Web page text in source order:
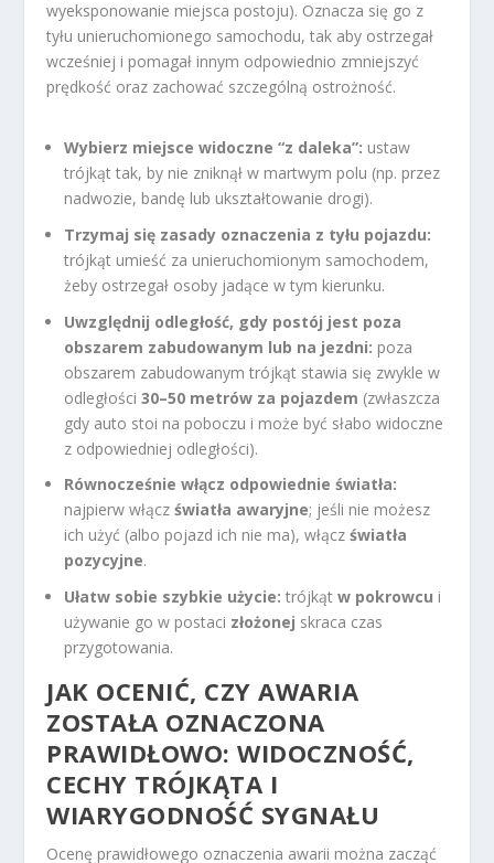
wyeksponowanie miejsca postoju). Oznacza się go z
tyłu unieruchomionego samochodu, tak aby ostrzegał
wcześniej i pomagał innym odpowiednio zmniejszyć
prędkość oraz zachować szczególną ostrożność.
Wybierz miejsce widoczne “z daleka”: ustaw
trójkąt tak, by nie zniknął w martwym polu (np. przez
nadwozie, bandę lub ukształtowanie drogi).
Trzymaj się zasady oznaczenia z tyłu pojazdu:
trójkąt umieść za unieruchomionym samochodem,
żeby ostrzegał osoby jadące w tym kierunku.
Uwzględnij odległość, gdy postój jest poza
obszarem zabudowanym lub na jezdni: poza
obszarem zabudowanym trójkąt stawia się zwykle w
odległości30–50 metrów za pojazdem (zwłaszcza
gdy auto stoi na poboczu i może być słabo widoczne
z odpowiedniej odległości).
Równocześnie włącz odpowiednie światła:
najpierw włączświatła awaryjne; jeśli nie możesz
ich użyć (albo pojazd ich nie ma), włączświatła
pozycyjne.
Ułatw sobie szybkie użycie: trójkątw pokrowcu i
używanie go w postaci złożonej skraca czas
przygotowania.
JAK OCENIĆ, CZY AWARIA
ZOSTAŁA OZNACZONA
PRAWIDŁOWO: WIDOCZNOŚĆ,
CECHY TRÓJKĄTA I
WIARYGODNOŚĆ SYGNAŁU
Ocenę prawidłowego oznaczenia awarii można zacząć